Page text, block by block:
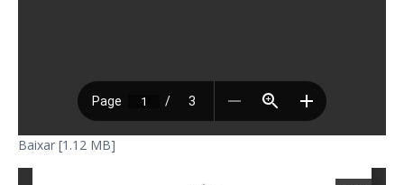
Baixar [1.12 MB]